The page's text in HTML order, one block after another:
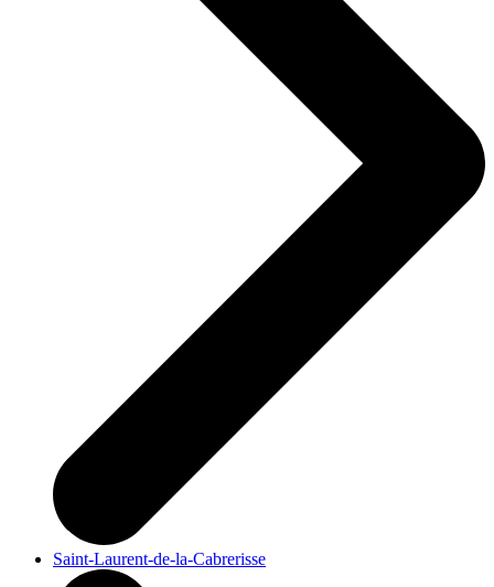
Saint-Laurent-de-la-Cabrerisse